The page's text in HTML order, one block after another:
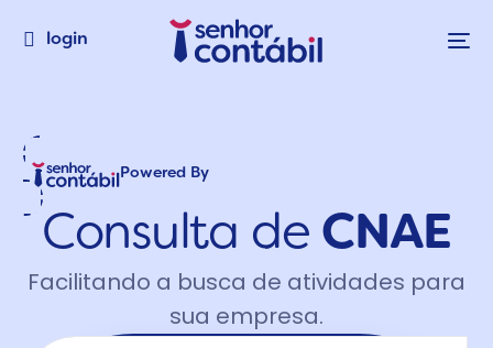
login
Powered By
Consulta de CNAE
Facilitando a busca de atividades para
sua empresa.